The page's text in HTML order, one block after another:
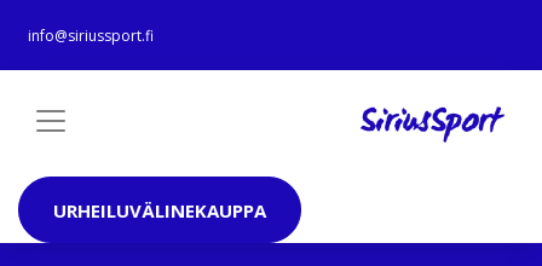
info@siriussport.fi
URHEILUVÄLINEKAUPPA